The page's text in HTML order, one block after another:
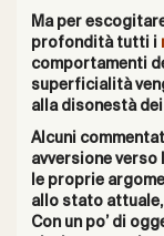
Ma per
profondità tutti i
comportamenti
superficialità
alla disonestà
Alcuni
avversione verso
le proprie
allo stato
Con un po’ di